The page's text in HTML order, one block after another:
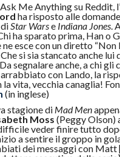
Me Anything su Reddit,
ha risposto alle
Star Warse Indiana Jones.
ha sparato prima, Han o
ne esce con un diretto “Non
Che si sia stancato anche lui
segnalare anche, a chi gli
con Lando, la
la vita, vecchia canaglia!
(in inglese)
stagione di Mad Men
Moss (Peggy Olson)
veder finire tutto
a sentire il groppo in
dei messaggi con